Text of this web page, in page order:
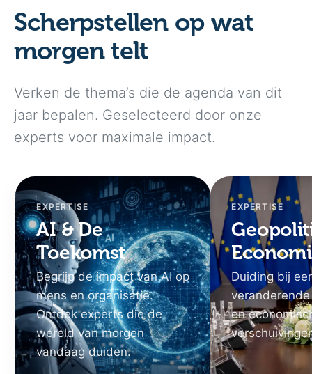
Scherpstellen op wat
morgen telt
Verken de thema’s die de agenda van dit
jaar bepalen. Geselecteerd door onze
experts voor maximale impact.
EXPERTISE
AI & De
Toekomst
Begrijp de impact van AI op
mens en organisatie.
Ontdek experts die de
wereld van morgen
vandaag duiden.
EXPERTISE
Duiding bij
en